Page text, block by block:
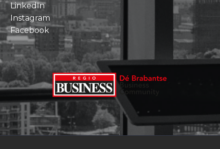
LinkedIn
Instagram
Facebook